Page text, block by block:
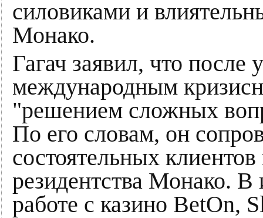
силовиками и
Монако.
Гагач заявил, что после
международным
"решением сложных
По его словам, он
состоятельных
резидентства Монако.
работе с казино BetOn,